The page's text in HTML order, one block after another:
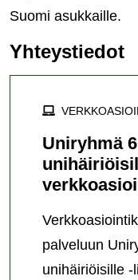
Suomi asukkaille.
Yhteystiedot
Uniryhmä
palveluun
unihäiriöisille -